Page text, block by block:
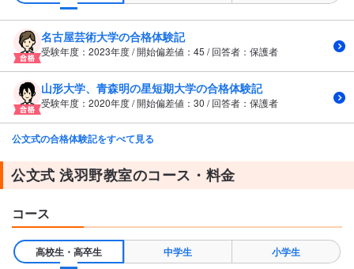
名古屋芸術大学の合格体験記
受験年度：2023年度 / 開始偏差値：45 / 回答者：保護者
山形大学、青森明の星短期大学の合格体験記
受験年度：2020年度 / 開始偏差値：30 / 回答者：保護者
公文式の合格体験記をすべて見る
公文式 浅羽野教室のコース・料金
コース
高校生・高卒生 中学生 小学生